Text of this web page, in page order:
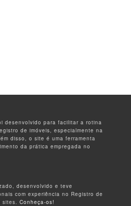
desenvolvido para facilitar a rotina
de imóveis, especialmente na
disso, o site é uma ferramenta
da prática empregada no
desenvolvido e teve
com experiência no Registro de
sites.Conheça-os!